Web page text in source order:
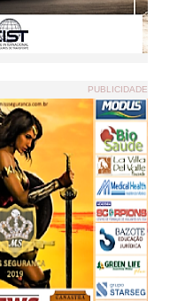
PUBLICIDADE